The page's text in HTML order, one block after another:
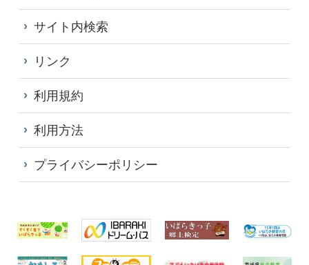
サイト内検索
リンク
利用規約
利用方法
プライバシーポリシー